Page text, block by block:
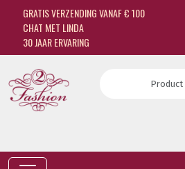
GRATIS VERZENDING VANAF € 100
CHAT MET LINDA
30 JAAR ERVARING